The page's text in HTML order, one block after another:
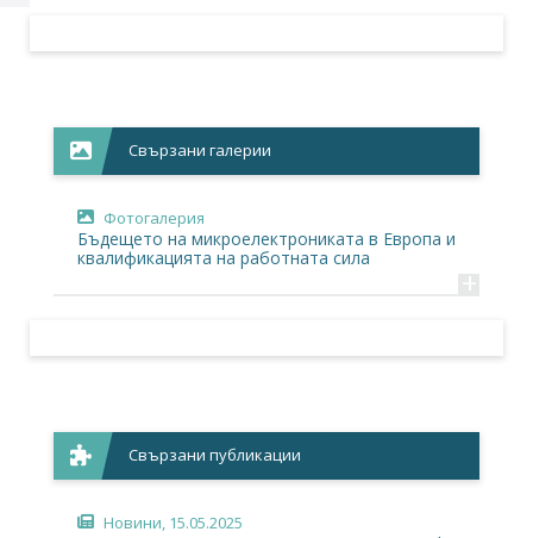
Свързани галерии
Фотогалерия
Бъдещето на микроелектрониката в Европа и
квалификацията на работната сила
+
Свързани публикации
Новини, 15.05.2025